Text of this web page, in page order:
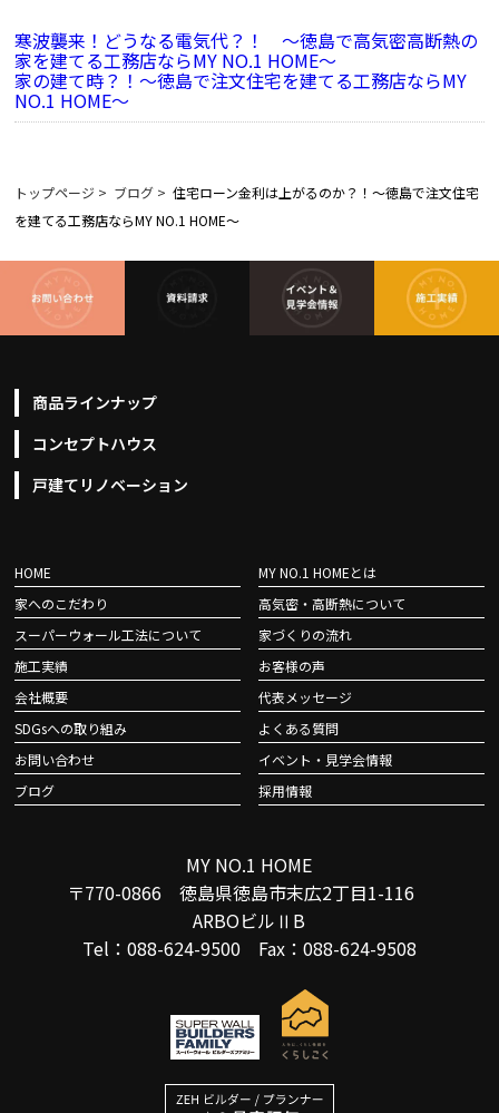
寒波襲来！どうなる電気代？！ ～徳島で高気密高断熱の
家を建てる工務店ならMY NO.1 HOME～
家の建て時？！～徳島で注文住宅を建てる工務店ならMY
NO.1 HOME～
トップページ > ブログ > 住宅ローン金利は上がるのか？！～徳島で注文住宅
を建てる工務店ならMY NO.1 HOME～
商品ラインナップ
コンセプトハウス
戸建てリノベーション
HOME
MY NO.1 HOMEとは
家へのこだわり
高気密・高断熱について
スーパーウォール工法について
家づくりの流れ
施工実績
お客様の声
会社概要
代表メッセージ
SDGsへの取り組み
よくある質問
お問い合わせ
イベント・見学会情報
ブログ
採用情報
MY NO.1 HOME
〒770-0866 徳島県徳島市末広2丁目1-116
ARBOビルⅡB
Tel：088-624-9500 Fax：088-624-9508